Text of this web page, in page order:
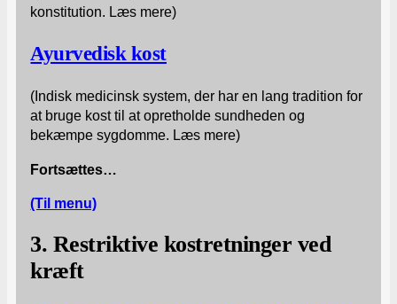
konstitution. Læs mere)
Ayurvedisk kost
(Indisk medicinsk system, der har en lang tradition for
at bruge kost til at opretholde sundheden og
bekæmpe sygdomme. Læs mere)
Fortsættes…
(Til menu)
3. Restriktive kostretninger ved
kræft